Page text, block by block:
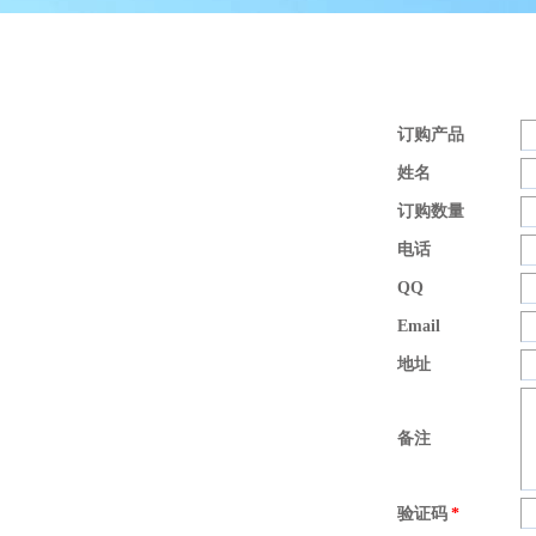
订购产品
姓名
订购数量
电话
QQ
Email
地址
备注
验证码 *